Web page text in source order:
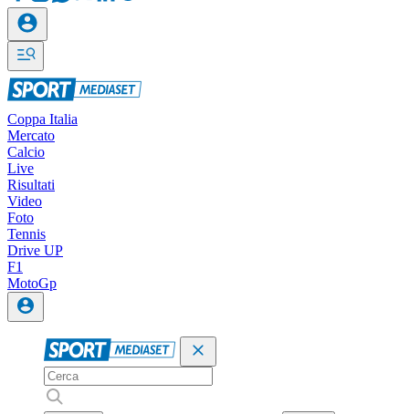
Coppa Italia
Mercato
Calcio
Live
Risultati
Video
Foto
Tennis
Drive UP
F1
MotoGp